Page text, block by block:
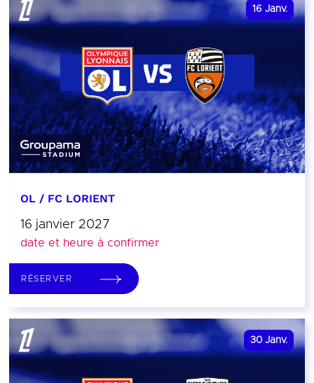
16 Janv.
OL / FC LORIENT
16 janvier 2027
date et heure à confirmer
RÉSERVER
30 Janv.